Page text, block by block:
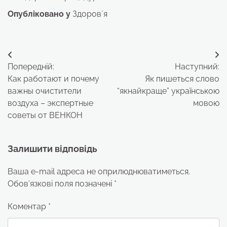
Опубліковано у Здоровʼя
Навігація
записів
Попередній:
Как работают и почему
важны очистители
воздуха – экспертные
советы от ВЕНКОН
Наступний:
Як пишеться слово
“якнайкраще” українською
мовою
Залишити відповідь
Ваша e-mail адреса не оприлюднюватиметься.
Обов’язкові поля позначені *
Коментар *